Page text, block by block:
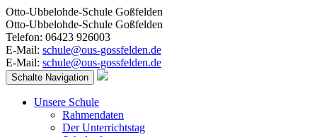
Otto-Ubbelohde-Schule Goßfelden
Otto-Ubbelohde-Schule Goßfelden
Telefon: 06423 926003
E-Mail: schule@ous-gossfelden.de
E-Mail: schule@ous-gossfelden.de
Schalte Navigation
Unsere Schule
Rahmendaten
Der Unterrichtstag